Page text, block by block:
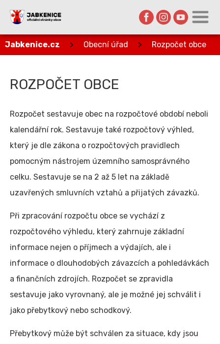
Jabkenice.cz > Obecní úřad > Rozpočet obce
ROZPOČET OBCE
Rozpočet sestavuje obec na rozpočtové období neboli
kalendářní rok. Sestavuje také rozpočtový výhled,
který je dle zákona o rozpočtových pravidlech
pomocným nástrojem územního samosprávného
celku. Sestavuje se na 2 až 5 let na základě
uzavřených smluvních vztahů a přijatých závazků.
Při zpracování rozpočtu obce se vychází z
rozpočtového výhledu, který zahrnuje základní
informace nejen o příjmech a výdajích, ale i
informace o dlouhodobých závazcích a pohledávkách
a finančních zdrojích. Rozpočet se zpravidla
sestavuje jako vyrovnaný, ale je možné jej schválit i
jako přebytkový nebo schodkový.
Přebytkový může být schválen za situace, kdy jsou